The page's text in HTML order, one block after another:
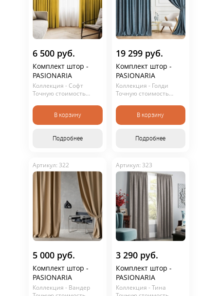
Гарантия от производителя
Бесплатное хранение до 3-х мес.
на нашем складе
Бесплатная доставка по Орлу
Подобрать шторы
6 500 руб.
Комплект штор -
PASIONARIA
Коллекция - Софт
Точную стоимость
консультанта. Не
является публичной
офертой.
В корзину
Подробнее
19 299 руб.
Комплект штор -
PASIONARIA
Коллекция - Голди
Точную стоимость
консультанта. Не
является публичной
офертой.
В корзину
Подробнее
Артикул: 322
5 000 руб.
Комплект штор -
PASIONARIA
Коллекция - Вандер
Артикул: 323
3 290 руб.
Комплект штор -
PASIONARIA
Коллекция - Тина